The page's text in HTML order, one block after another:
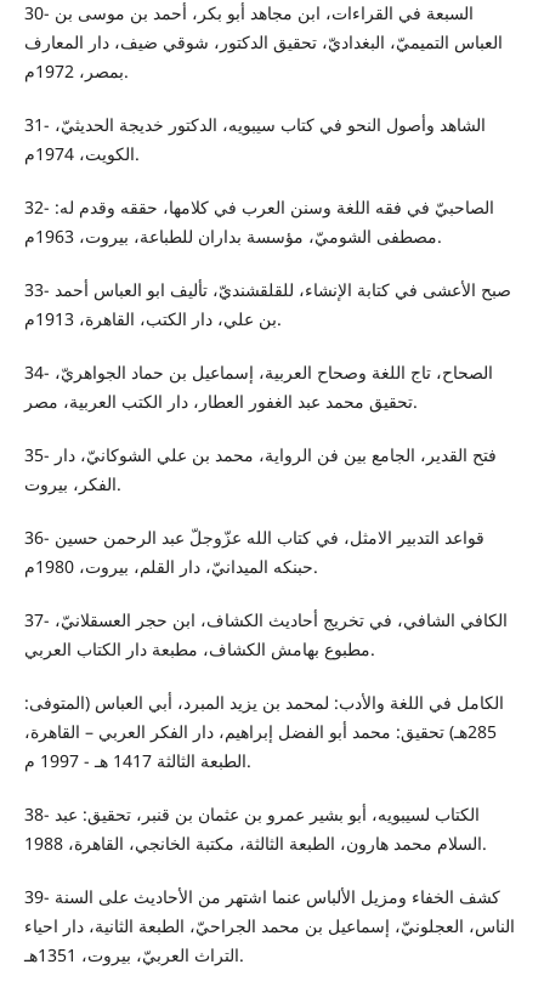
30- السبعة في القراءات، ابن مجاهد أبو بكر، أحمد بن موسى بن
العباس التميميّ، البغداديّ، تحقيق الدكتور، شوقي ضيف، دار المعارف
بمصر، 1972م.
31- الشاهد وأصول النحو في كتاب سيبويه، الدكتور خديجة الحديثيّ،
الكويت، 1974م.
32- الصاحبيّ في فقه اللغة وسنن العرب في كلامها، حققه وقدم له:
مصطفى الشوميّ، مؤسسة بداران للطباعة، بيروت، 1963م.
33- صبح الأعشى في كتابة الإنشاء، للقلقشنديّ، تأليف ابو العباس أحمد
بن علي، دار الكتب، القاهرة، 1913م.
34- الصحاح، تاج اللغة وصحاح العربية، إسماعيل بن حماد الجواهريّ،
تحقيق محمد عبد الغفور العطار، دار الكتب العربية، مصر.
35- فتح القدير، الجامع بين فن الرواية، محمد بن علي الشوكانيّ، دار
الفكر، بيروت.
36- قواعد التدبير الامثل، في كتاب الله عزّوجلّ عبد الرحمن حسين
حبنكه الميدانيّ، دار القلم، بيروت، 1980م.
37- الكافي الشافي، في تخريج أحاديث الكشاف، ابن حجر العسقلانيّ،
مطبوع بهامش الكشاف، مطبعة دار الكتاب العربي.
الكامل في اللغة والأدب: لمحمد بن يزيد المبرد، أبي العباس (المتوفى:
285هـ) تحقيق: محمد أبو الفضل إبراهيم، دار الفكر العربي – القاهرة،
الطبعة الثالثة 1417 هـ - 1997 م.
38- الكتاب لسيبويه، أبو بشير عمرو بن عثمان بن قنبر، تحقيق: عبد
السلام محمد هارون، الطبعة الثالثة، مكتبة الخانجي، القاهرة، 1988.
39- كشف الخفاء ومزيل الألباس عنما اشتهر من الأحاديث على السنة
الناس، العجلونيّ، إسماعيل بن محمد الجراحيّ، الطبعة الثانية، دار احياء
التراث العربيّ، بيروت، 1351هـ.